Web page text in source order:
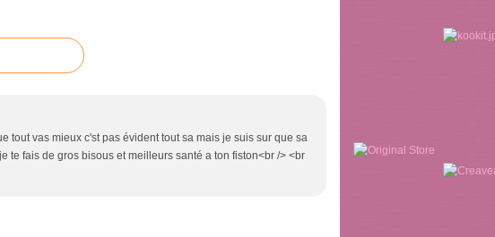
tout vas mieux c'st pas évident tout sa mais je suis sur que sa
te fais de gros bisous et meilleurs santé a ton fiston<br /> <br